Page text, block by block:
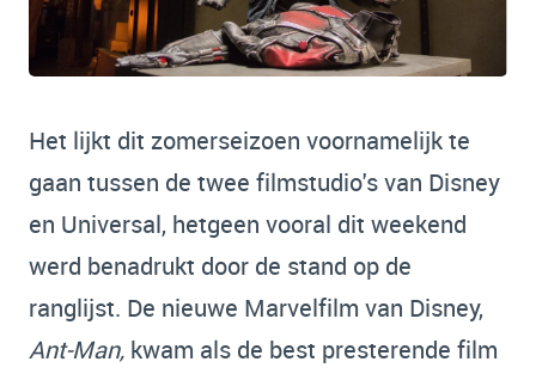
Het lijkt dit zomerseizoen voornamelijk te
gaan tussen de twee filmstudio's van Disney
en Universal, hetgeen vooral dit weekend
werd benadrukt door de stand op de
ranglijst. De nieuwe Marvelfilm van Disney,
Ant-Man, kwam als de best presterende film